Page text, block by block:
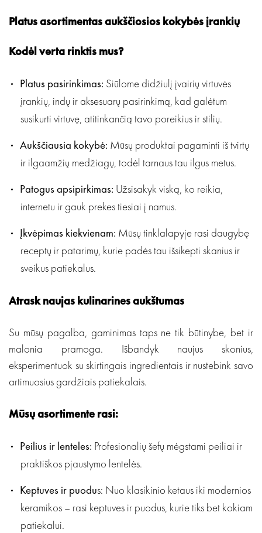
Platus asortimentas aukščiosios kokybės įrankių
Kodėl verta rinktis mus?
Platus pasirinkimas: Siūlome didžiulį įvairių virtuvės
įrankių, indų ir aksesuarų pasirinkimą, kad galėtum
susikurti virtuvę, atitinkančią tavo poreikius ir stilių.
Aukščiausia kokybė: Mūsų produktai pagaminti iš tvirtų
ir ilgaamžių medžiagų, todėl tarnaus tau ilgus metus.
Patogus apsipirkimas: Užsisakyk viską, ko reikia,
internetu ir gauk prekes tiesiai į namus.
Įkvėpimas kiekvienam: Mūsų tinklalapyje rasi daugybę
receptų ir patarimų, kurie padės tau išsikepti skanius ir
sveikus patiekalus.
Atrask naujas kulinarines aukštumas
Su mūsų pagalba, gaminimas taps ne tik būtinybe, bet ir
malonia pramoga. Išbandyk naujus skonius,
eksperimentuok su skirtingais ingredientais ir nustebink savo
artimuosius gardžiais patiekalais.
Mūsų asortimente rasi:
Peilius ir lenteles: Profesionalių šefų mėgstami peiliai ir
praktiškos pjaustymo lentelės.
Keptuves ir puodus: Nuo klasikinio ketaus iki modernios
keramikos – rasi keptuves ir puodus, kurie tiks bet kokiam
patiekalui.